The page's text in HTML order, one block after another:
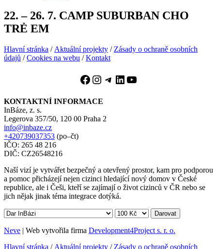
22. – 26. 7. CAMP SUBURBAN CHO
TRẺ EM
Hlavní stránka / Aktuální projekty / Zásady o ochraně osobních
údajů /Cookies na webu /Kontakt
Facebook
Instagram
Telegram
LinkedIn
YouTube
KONTAKTNÍ INFORMACE
InBáze, z. s.
Legerova 357/50, 120 00 Praha 2
info@inbaze.cz
+420739037353 (po–čt)
IČO: 265 48 216
DIČ: CZ26548216
Naší vizí je vytvářet bezpečný a otevřený prostor, kam pro podporou
a pomoc přicházejí nejen cizinci hledající nový domov v České
republice, ale i Češi, kteří se zajímají o život cizinců v ČR nebo se
jich nějak jinak téma integrace dotýká.
Darovat
Neve | Web vytvořila firma Development4Project s. r. o.
Hlavní stránka / Aktuální projekty / Zásady o ochraně osobních